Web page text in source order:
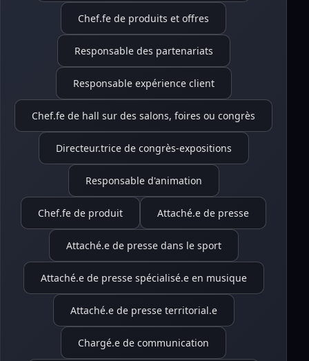
Chef.fe de produits et offres
Responsable des partenariats
Responsable expérience client
Chef.fe de hall sur des salons, foires ou congrès
Directeur.trice de congrès-expositions
Responsable d'animation
Chef.fe de produit Attaché.e de presse
Attaché.e de presse dans le sport
Attaché.e de presse spécialisé.e en musique
Attaché.e de presse territorial.e
Chargé.e de communication